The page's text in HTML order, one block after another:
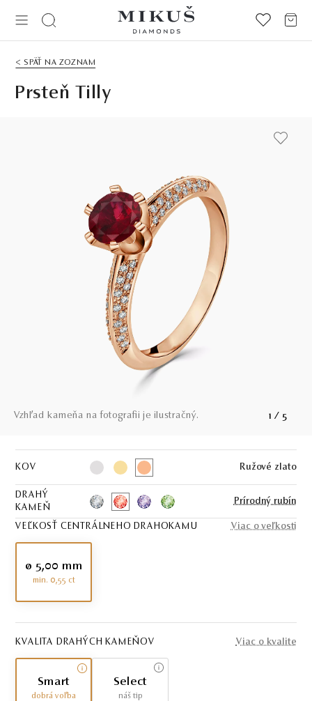
< SPÄŤ NA ZOZNAM
Prsteň Tilly
Vzhľad kameňa na fotografii je ilustračný. 1 / 5
KOV Ružové zlato
DRAHÝ
KAMEŇ
Prírodný rubín
VEĽKOSŤ CENTRÁLNEHO DRAHOKAMU Viac o veľkosti
ø 5,00 mm
min. 0,55 ct
KVALITA DRAHÝCH KAMEŇOV Viac o kvalite
Smart
dobrá voľba
Select
náš tip